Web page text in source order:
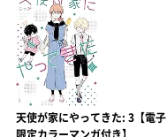
天使が家にやってきた: 3【電子